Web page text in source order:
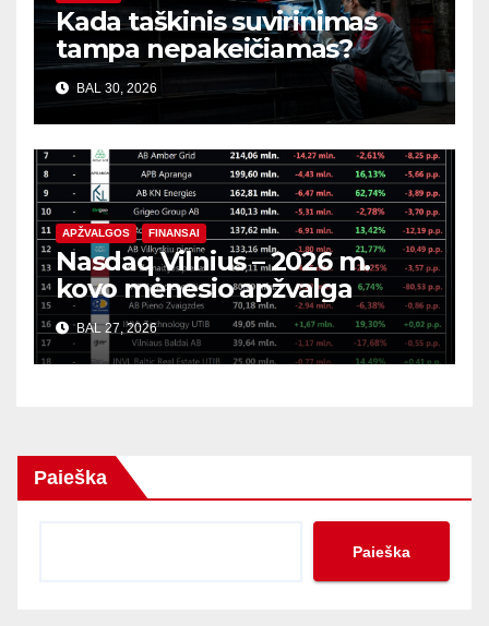
Kada taškinis suvirinimas
tampa nepakeičiamas?
BAL 30, 2026
APŽVALGOS FINANSAI
Nasdaq Vilnius – 2026 m.
kovo mėnesio apžvalga
BAL 27, 2026
Paieška
Paieška